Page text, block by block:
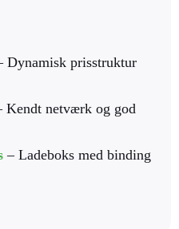
Dynamisk prisstruktur
Kendt netværk og god
– Ladeboks med binding